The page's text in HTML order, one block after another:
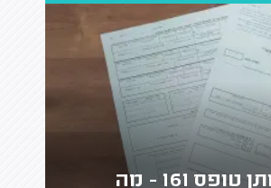
המעסיק לא נותן טופס 161 - מה